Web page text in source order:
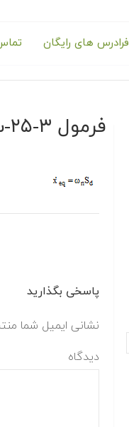
فرادرس های رایگان
فرمول ۳-۲۵-پ
پاسخی بگذارید
نشانی ایمیل شما
دیدگاه